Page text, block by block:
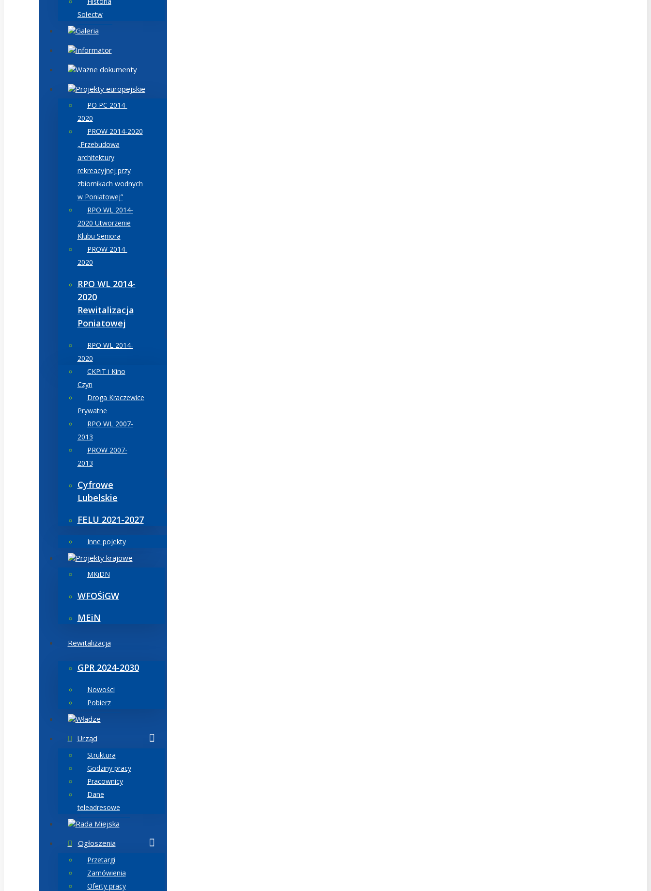
Sołectw
Galeria
Informator
Ważne dokumenty
Projekty europejskie
PO PC 2014-
2020
PROW 2014-2020
„Przebudowa
architektury
rekreacyjnej przy
zbiornikach wodnych
w Poniatowej”
RPO WL 2014-
2020 Utworzenie
Klubu Seniora
PROW 2014-
2020
RPO WL 2014-
2020
Rewitalizacja
Poniatowej
RPO WL 2014-
2020
CKPiT i Kino
Czyn
Droga Kraczewice
Prywatne
RPO WL 2007-
2013
PROW 2007-
2013
Cyfrowe
Lubelskie
FELU 2021-2027
Inne pojekty
Projekty krajowe
MKiDN
WFOŚiGW
MEiN
Rewitalizacja
GPR 2024-2030
Nowości
Pobierz
Władze
Urząd
Struktura
Godziny pracy
Pracownicy
Dane
teleadresowe
Rada Miejska
Ogłoszenia
Przetargi
Zamówienia
Oferty pracy